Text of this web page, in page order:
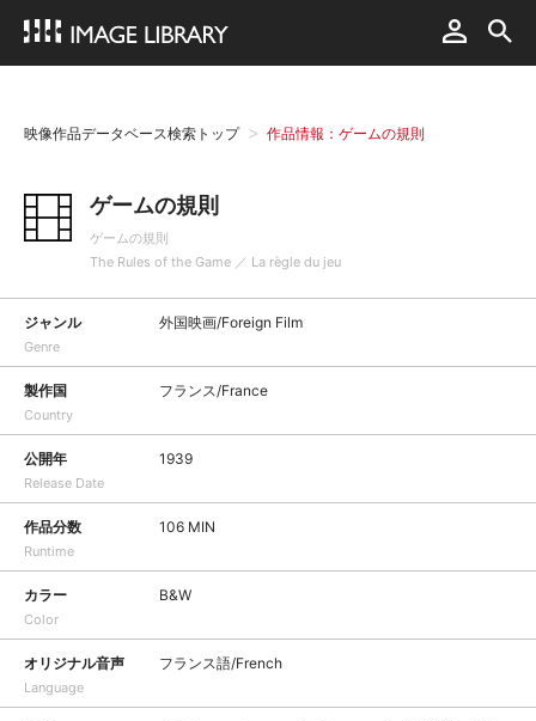
映像作品データベース検索トップ 作品情報：ゲームの規則
ゲームの規則
ゲームの規則
The Rules of the Game ／ La règle du jeu
ジャンル
Genre
外国映画/Foreign Film
製作国
Country
フランス/France
公開年
Release Date
1939
作品分数
Runtime
106 MIN
カラー
Color
B&W
オリジナル音声
Language
フランス語/French